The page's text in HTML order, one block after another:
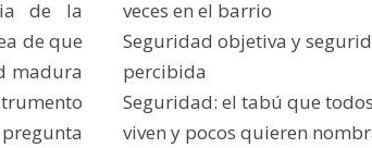
de la
de que
madura
veces en el barrio
Seguridad objetiva y
percibida
Seguridad: el tabú que todos
viven y pocos quieren